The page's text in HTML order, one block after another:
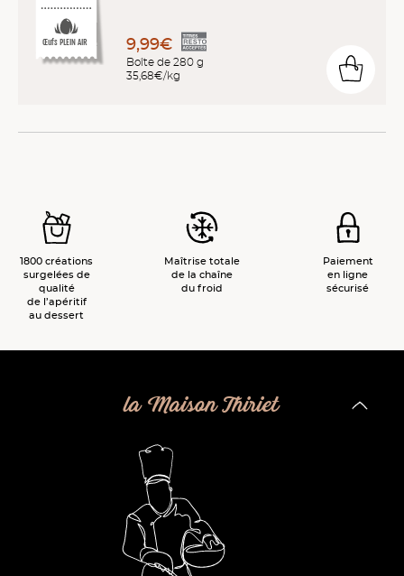
Œufs PLEIN AIR 9,99€
Boîte de 280 g
35,68€/kg
1800 créations
surgelées de
qualité
de l’apéritif
au dessert
Maîtrise totale
de la chaîne
du froid
Paiement
en ligne
sécurisé
la Maison Thiriet